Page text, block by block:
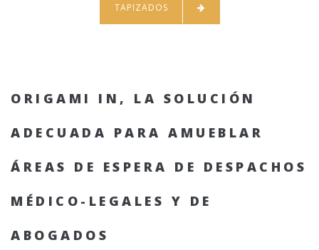
TAPIZADOS
ORIGAMI IN, LA SOLUCIÓN
ADECUADA PARA AMUEBLAR
ÁREAS DE ESPERA DE DESPACHOS
MÉDICO-LEGALES Y DE
ABOGADOS